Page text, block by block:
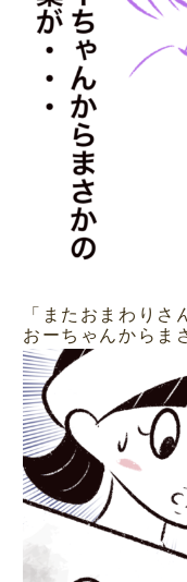
「またおまわりさ
おーちゃんからま